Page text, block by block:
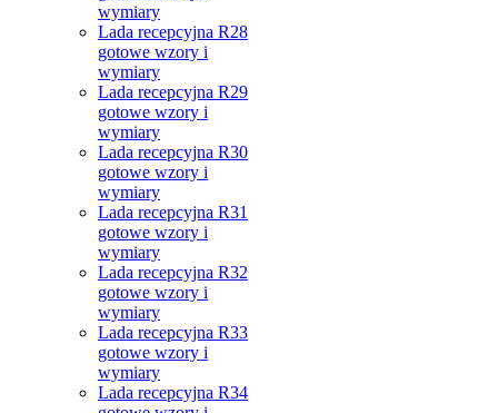
wymiary
Lada recepcyjna R28
gotowe wzory i
wymiary
Lada recepcyjna R29
gotowe wzory i
wymiary
Lada recepcyjna R30
gotowe wzory i
wymiary
Lada recepcyjna R31
gotowe wzory i
wymiary
Lada recepcyjna R32
gotowe wzory i
wymiary
Lada recepcyjna R33
gotowe wzory i
wymiary
Lada recepcyjna R34